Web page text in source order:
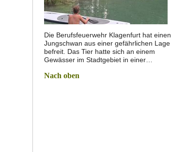
Die Berufsfeuerwehr Klagenfurt hat einen
Jungschwan aus einer gefährlichen Lage
befreit. Das Tier hatte sich an einem
Gewässer im Stadtgebiet in einer…
Nach oben